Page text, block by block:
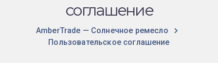
соглашение
AmberTrade — Солнечное ремесло
Пользовательское соглашение